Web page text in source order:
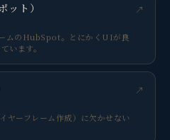
ト）
ムのHubSpot。とにかくUIが良
います。
↗
ヤーフレーム作成）に欠かせない
↗